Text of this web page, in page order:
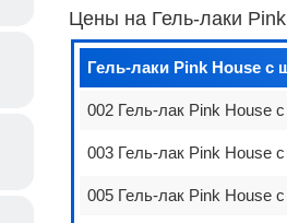
Цены на Гель-лаки
Гель-лаки Pink House
002 Гель-лак Pink House
003 Гель-лак Pink House
005 Гель-лак Pink House